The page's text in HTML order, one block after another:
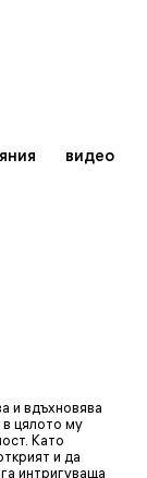
видео
и вдъхновява
в цялото му
Като
и да
интригуваща